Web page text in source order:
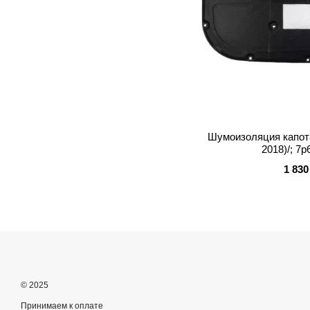
Шумоизоляция
2018)/;
1
© 2025
Принимаем к оплате